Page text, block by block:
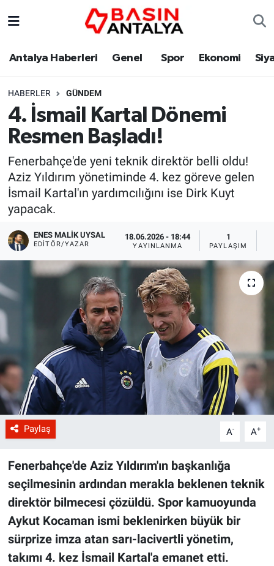
Antalya Haberleri Genel Spor Ekonomi
HABERLER GÜNDEM
4. İsmail Kartal Dönemi
Resmen Başladı!
Fenerbahçe'de yeni teknik direktör belli oldu!
Aziz Yıldırım yönetiminde 4. kez göreve gelen
İsmail Kartal'ın yardımcılığını ise Dirk Kuyt
yapacak.
ENES MALİK UYSAL
EDITÖR/YAZAR
18.06.2026 - 18:44
YAYINLANMA
1
PAYLAŞIM
Paylaş A- A+
Fenerbahçe'de Aziz Yıldırım'ın başkanlığa
seçilmesinin ardından merakla beklenen teknik
direktör bilmecesi çözüldü. Spor kamuoyunda
Aykut Kocaman ismi beklenirken büyük bir
sürprize imza atan sarı-lacivertli yönetim,
takımı 4. kez İsmail Kartal'a emanet etti.